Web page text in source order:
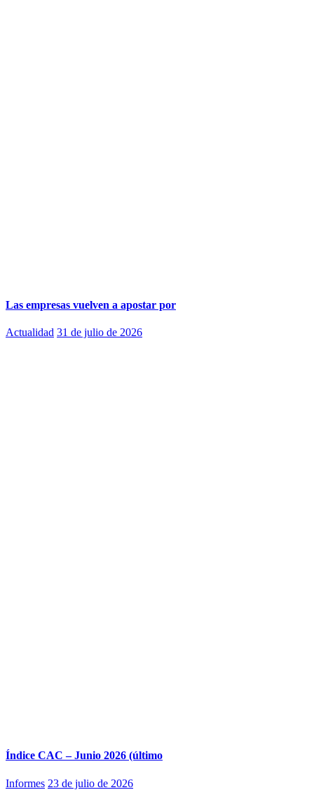
Las empresas vuelven a apostar por
Actualidad 31 de julio de 2026
Índice CAC – Junio 2026 (último
Informes 23 de julio de 2026